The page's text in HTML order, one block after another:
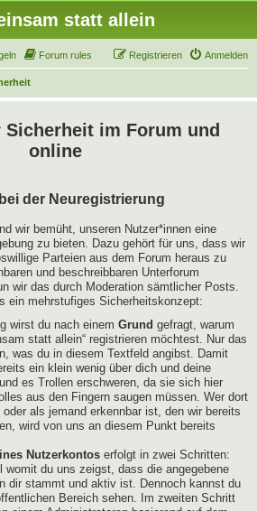
statt allein
Forum rules Anmelden
Registrieren
Sicherheit im Forum und
online
der Neuregistrierung
wir bemüht, unseren Nutzer*innen eine
zu bieten. Dazu gehört für uns, dass wir
Parteien aus dem Forum heraus zu
und beschreibbaren Unterforum
wir das durch Moderation sämtlicher Posts.
ein mehrstufiges Sicherheitskonzept:
wirst du nach einem Grund gefragt, warum
statt allein“ registrieren möchtest. Nur das
was du in diesem Textfeld angibst. Damit
ein klein wenig über dich und deine
es Trollen erschweren, da sie sich hier
aus den Fingern saugen müssen. Wer dort
als jemand erkennbar ist, den wir bereits
wird von uns an diesem Punkt bereits
Nutzerkontos erfolgt in zwei Schritten:
womit du uns zeigst, dass die angegebene
dir stammt und aktiv ist. Dennoch kannst du
Bereich sehen. Im zweiten Schritt